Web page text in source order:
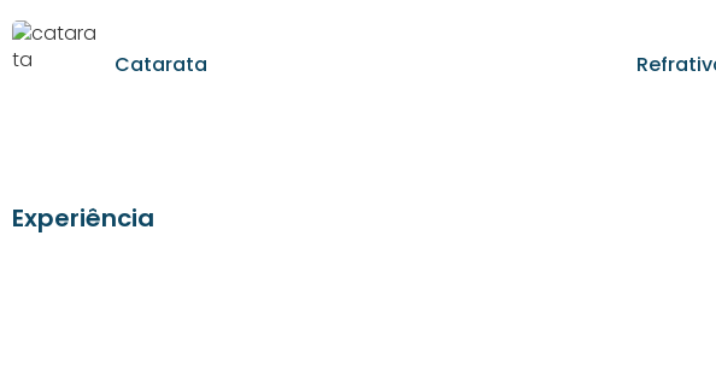
Catarata
Experiência